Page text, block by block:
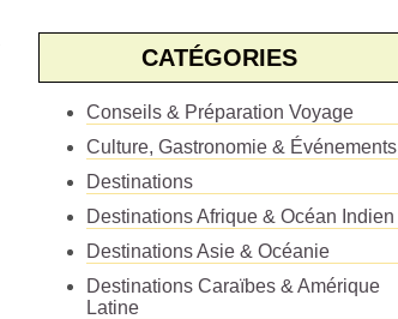
CATÉGORIES
Conseils & Préparation Voyage
Culture, Gastronomie & Événements
Destinations
Destinations Afrique & Océan Indien
Destinations Asie & Océanie
Destinations Caraïbes & Amérique
Latine